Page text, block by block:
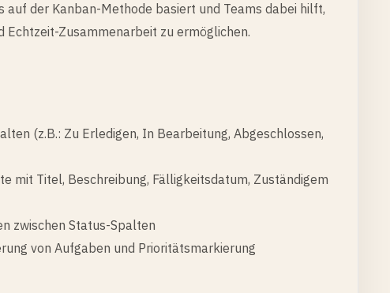
der Kanban-Methode basiert und Teams dabei hilft,
Zusammenarbeit zu ermöglichen.
(z.B.: Zu Erledigen, In Bearbeitung, Abgeschlossen,
mit Titel, Beschreibung, Fälligkeitsdatum, Zuständigem
zwischen Status-Spalten
von Aufgaben und Prioritätsmarkierung